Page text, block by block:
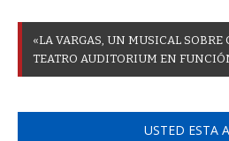
«LA VARGAS UN MUSICAL SOBRE
TEATRO AUDITORIUM EN FUNCIÓ
USTED ESTA